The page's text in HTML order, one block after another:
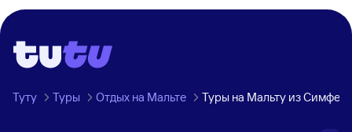
Туту Туры Отдых на Мальте Туры на Мальту из